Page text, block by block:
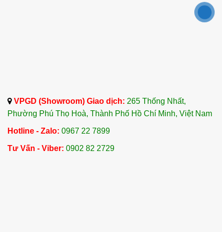
VPGD (Showroom) Giao dịch: 265 Thống Nhất,
Phường Phú Thọ Hoà, Thành Phố Hồ Chí Minh, Việt Nam
Hotline - Zalo: 0967 22 7899
Tư Vấn - Viber: 0902 82 2729